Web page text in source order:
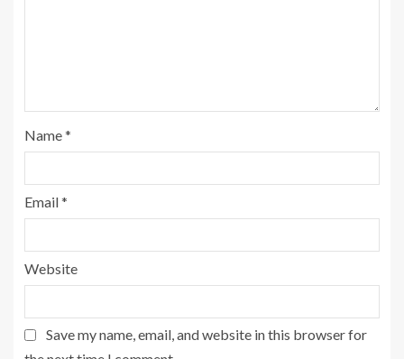
Name*
Email*
Website
Save my name, email, and website in this browser for